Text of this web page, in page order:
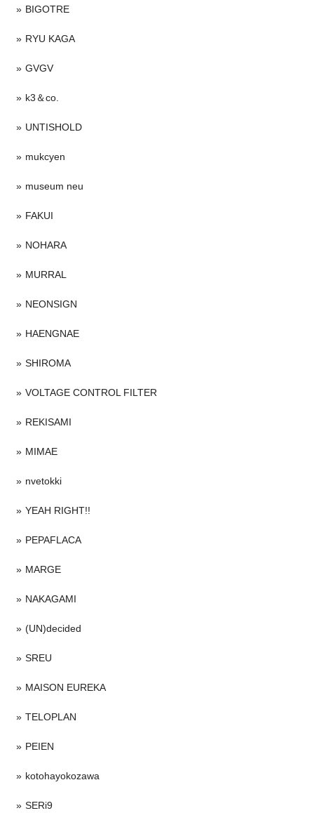
BIGOTRE
RYU KAGA
GVGV
k3＆co.
UNTISHOLD
mukcyen
museum neu
FAKUI
NOHARA
MURRAL
NEONSIGN
HAENGNAE
SHIROMA
VOLTAGE CONTROL FILTER
REKISAMI
MIMAE
nvetokki
YEAH RIGHT!!
PEPAFLACA
MARGE
NAKAGAMI
(UN)decided
SREU
MAISON EUREKA
TELOPLAN
PEIEN
kotohayokozawa
SERi9